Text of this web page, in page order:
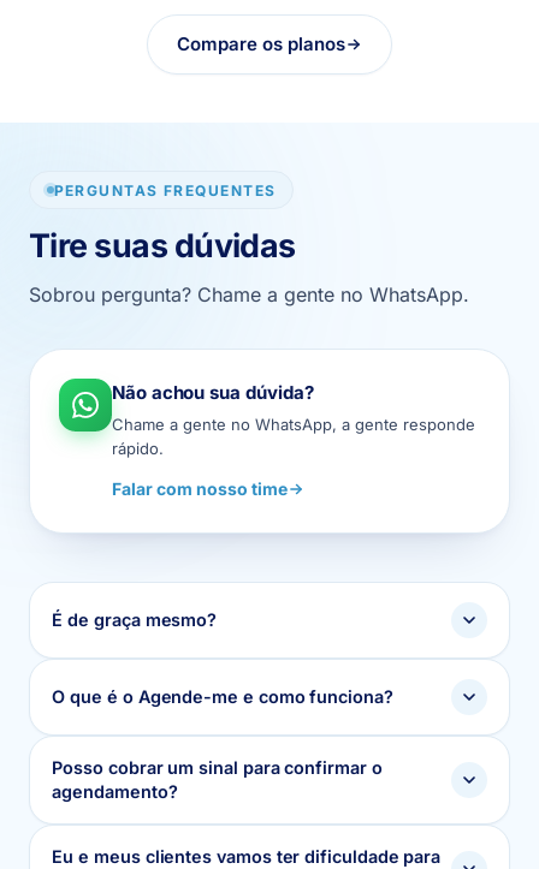
Compare os planos
PERGUNTAS FREQUENTES
Tire suas dúvidas
Sobrou pergunta? Chame a gente no WhatsApp.
Não achou sua dúvida?
Chame a gente no WhatsApp, a gente responde
rápido.
Falar com nosso time
É de graça mesmo?
O que é o Agende-me e como funciona?
Posso cobrar um sinal para confirmar o
agendamento?
Eu e meus clientes vamos ter dificuldade para